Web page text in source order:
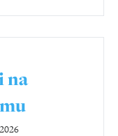
na